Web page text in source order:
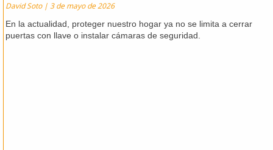
David Soto 3 de mayo de 2026
En la actualidad, proteger nuestro hogar ya no se limita a cerrar
puertas con llave o instalar cámaras de seguridad.